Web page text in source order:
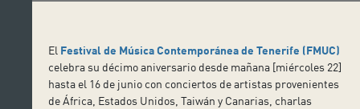
El Festival de Música Contemporánea de Tenerife (FMUC)
celebra su décimo aniversario desde mañana [miércoles 22]
hasta el 16 de junio con conciertos de artistas provenientes
de África, Estados Unidos, Taiwán y Canarias, charlas